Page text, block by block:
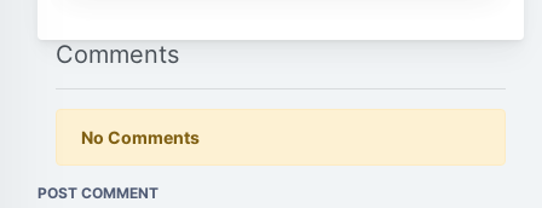
Comments
No Comments
POST COMMENT